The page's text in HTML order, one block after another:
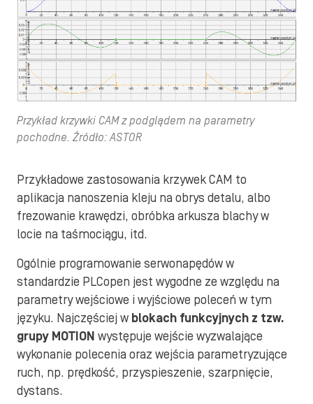
Przykład krzywki CAM z podglądem na parametry
pochodne. Źródło: ASTOR
Przykładowe zastosowania krzywek CAM to
aplikacja nanoszenia kleju na obrys detalu, albo
frezowanie krawędzi, obróbka arkusza blachy w
locie na taśmociągu, itd.
Ogólnie programowanie serwonapędów w
standardzie PLCopen jest wygodne ze względu na
parametry wejściowe i wyjściowe poleceń w tym
języku. Najczęściej w blokach funkcyjnych z tzw.
grupy MOTION występuje wejście wyzwalające
wykonanie polecenia oraz wejścia parametryzujące
ruch, np. prędkość, przyspieszenie, szarpnięcie,
dystans.